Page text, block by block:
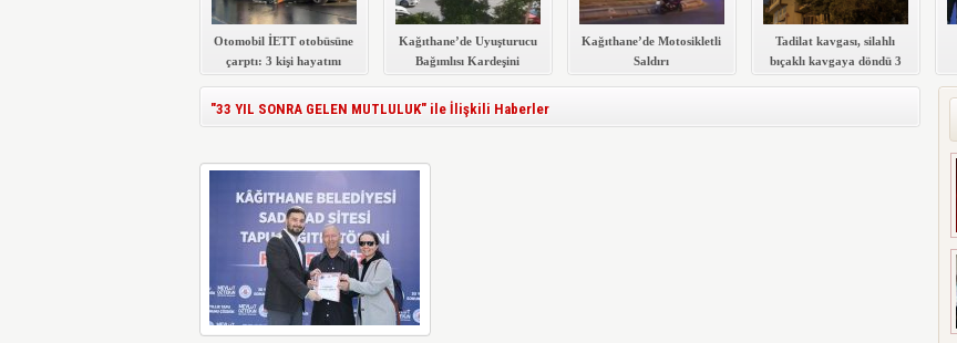
Otomobil İETT otobüsüne
çarptı: 3 kişi hayatını
Kağıthane’de Uyuşturucu
Bağımlısı Kardeşini
Kağıthane’de Motosikletli
Saldırı
Tadilat kavgası, silahlı
bıçaklı kavgaya döndü 3
"33 YIL SONRA GELEN MUTLULUK" ile İlişkili Haberler